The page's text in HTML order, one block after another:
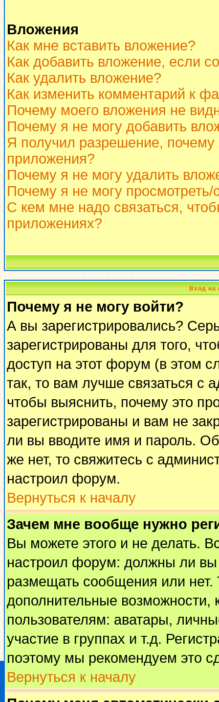
Вложения
Как мне вставить вложение?
Как добавить вложение, если
Как удалить вложение?
Как изменить комментарий к
Почему моего вложения не
Почему я не могу добавить
Я получил разрешение,
приложения?
Почему я не могу удалить
Почему я не могу просмотреть/
С кем мне надо связаться,
приложениях?
Вход на
Почему я не могу войти?
А вы зарегистрировались?
зарегистрированы для того,
доступ на этот форум (в этом
так, то вам лучше связаться с
чтобы выяснить, почему это
зарегистрированы и вам не
ли вы вводите имя и пароль.
же нет, то свяжитесь с
настроил форум.
Вернуться к началу
Зачем мне вообще нужно
Вы можете этого и не делать.
настроил форум: должны ли вы
размещать сообщения или
дополнительные
пользователям: аватары,
участие в группах и т.д.
поэтому мы рекомендуем это
Вернуться к началу